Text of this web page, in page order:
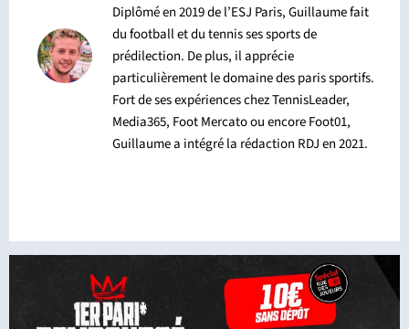
Diplômé en 2019 de l’ESJ Paris, Guillaume fait
du football et du tennis ses sports de
prédilection. De plus, il apprécie
particulièrement le domaine des paris sportifs.
Fort de ses expériences chez TennisLeader,
Media365, Foot Mercato ou encore Foot01,
Guillaume a intégré la rédaction RDJ en 2021.